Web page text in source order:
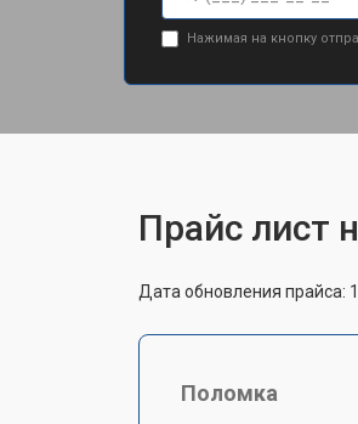
Нажимая на кнопку
Прайс лист
Дата обновления прайса:
Поломка